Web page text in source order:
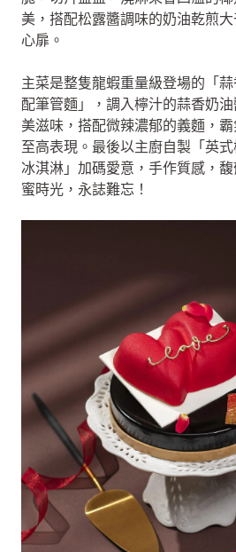
美，搭配松露醬調味的奶油乾煎
心扉。
主菜是整隻龍蝦重量級登場的「
配筆管麵」，調入檸汁的蒜香奶
美滋味，搭配微辣濃郁的義麵，
至高表現。最後以主廚自製「英
冰淇淋」加碼愛意，手作質感，
蜜時光，永誌難忘！